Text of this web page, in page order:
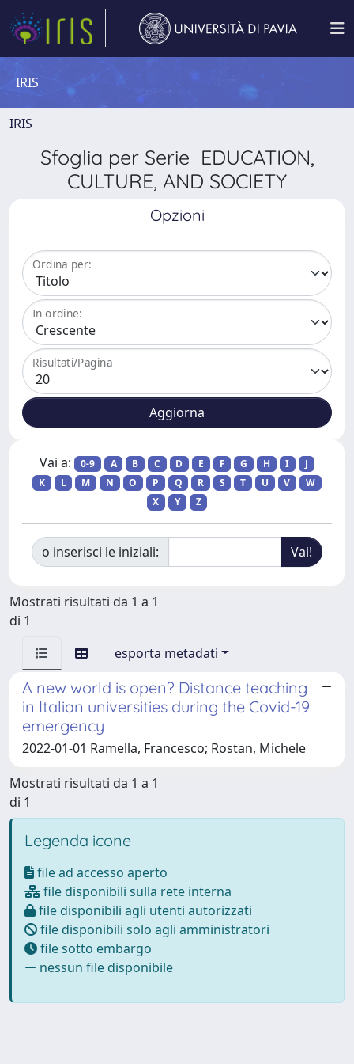
IRIS
IRIS
Sfoglia per Serie EDUCATION,
CULTURE, AND SOCIETY
Opzioni
Ordina per:
In ordine:
Risultati/Pagina
Vai a: 0-9 A B C D E F G H I
J
K
L M N O P Q R S T U V
W
X
Y Z
o inserisci le iniziali:
Mostrati risultati da 1 a 1
di 1
esporta metadati
A new world is open? Distance teaching
in Italian universities during the Covid-19
emergency
2022-01-01 Ramella, Francesco; Rostan, Michele
Mostrati risultati da 1 a 1
di 1
Legenda icone
file ad accesso aperto
file disponibili sulla rete interna
file disponibili agli utenti autorizzati
file disponibili solo agli amministratori
file sotto embargo
nessun file disponibile